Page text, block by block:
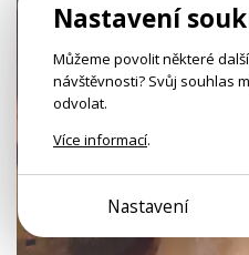
Nastavení
Můžeme povolit některé
návštěvnosti? Svůj souhlas
odvolat.
Více informací.
Nastavení